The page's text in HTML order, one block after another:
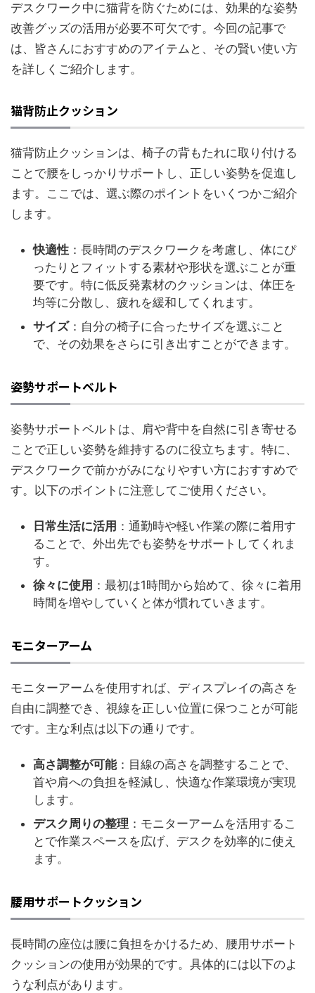
デスクワーク中に猫背を防ぐためには、効果的な姿勢
改善グッズの活用が必要不可欠です。今回の記事で
は、皆さんにおすすめのアイテムと、その賢い使い方
を詳しくご紹介します。
猫背防止クッション
猫背防止クッションは、椅子の背もたれに取り付ける
ことで腰をしっかりサポートし、正しい姿勢を促進し
ます。ここでは、選ぶ際のポイントをいくつかご紹介
します。
快適性 ：長時間のデスクワークを考慮し、体にぴ
ったりとフィットする素材や形状を選ぶことが重
要です。特に低反発素材のクッションは、体圧を
均等に分散し、疲れを緩和してくれます。
サイズ：自分の椅子に合ったサイズを選ぶこと
で、その効果をさらに引き出すことができます。
姿勢サポートベルト
姿勢サポートベルトは、肩や背中を自然に引き寄せる
ことで正しい姿勢を維持するのに役立ちます。特に、
デスクワークで前かがみになりやすい方におすすめで
す。以下のポイントに注意してご使用ください。
日常生活に活用 ：通勤時や軽い作業の際に着用す
ることで、外出先でも姿勢をサポートしてくれま
す。
徐々に使用 ：最初は1時間から始めて、徐々に着用
時間を増やしていくと体が慣れていきます。
モニターアーム
モニターアームを使用すれば、ディスプレイの高さを
自由に調整でき、視線を正しい位置に保つことが可能
です。主な利点は以下の通りです。
高さ調整が可能：目線の高さを調整することで、
首や肩への負担を軽減し、快適な作業環境が実現
します。
デスク周りの整理 ：モニターアームを活用するこ
とで作業スペースを広げ、デスクを効率的に使え
ます。
腰用サポートクッション
長時間の座位は腰に負担をかけるため、腰用サポート
クッションの使用が効果的です。具体的には以下のよ
うな利点があります。